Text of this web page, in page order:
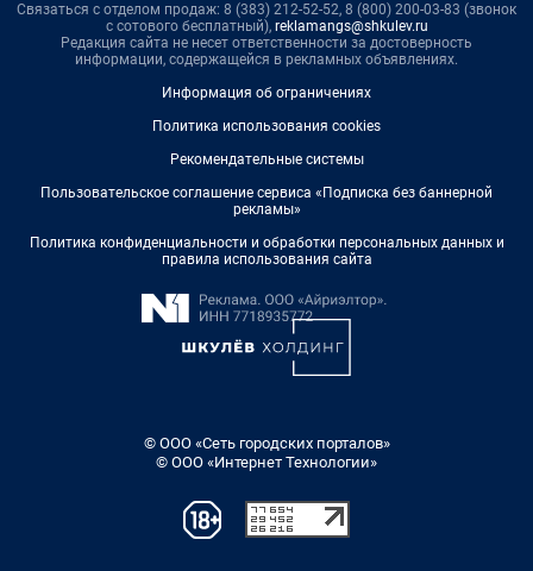
Связаться с отделом продаж: 8 (383) 212-52-52, 8 (800) 200-03-83 (звонок
с сотового бесплатный), reklamangs@shkulev.ru
Редакция сайта не несет ответственности за достоверность
информации, содержащейся в рекламных объявлениях.
Информация об ограничениях
Политика использования cookies
Рекомендательные системы
Пользовательское соглашение сервиса «Подписка без баннерной
рекламы»
Политика конфиденциальности и обработки персональных данных и
правила использования сайта
© ООО «Сеть городских порталов»
© ООО «Интернет Технологии»